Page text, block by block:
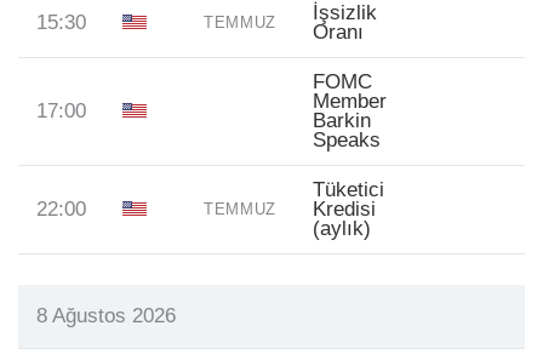
15:30 TEMMUZ
İşsizlik
Oranı
17:00
FOMC
Member
Barkin
Speaks
22:00 TEMMUZ
Tüketici
Kredisi
(aylık)
8 Ağustos 2026